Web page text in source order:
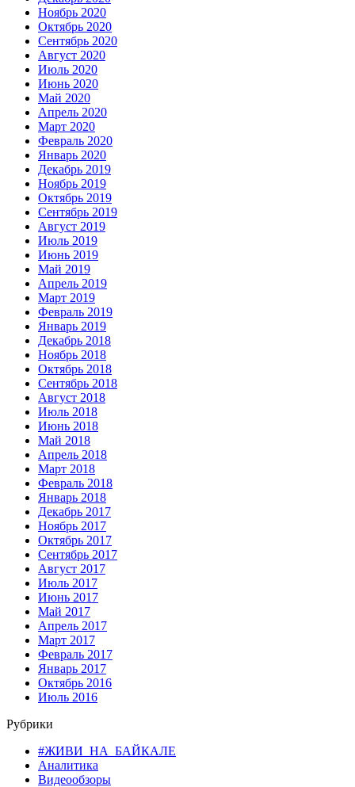
Ноябрь 2020
Октябрь 2020
Сентябрь 2020
Август 2020
Июль 2020
Июнь 2020
Май 2020
Апрель 2020
Март 2020
Февраль 2020
Январь 2020
Декабрь 2019
Ноябрь 2019
Октябрь 2019
Сентябрь 2019
Август 2019
Июль 2019
Июнь 2019
Май 2019
Апрель 2019
Март 2019
Февраль 2019
Январь 2019
Декабрь 2018
Ноябрь 2018
Октябрь 2018
Сентябрь 2018
Август 2018
Июль 2018
Июнь 2018
Май 2018
Апрель 2018
Март 2018
Февраль 2018
Январь 2018
Декабрь 2017
Ноябрь 2017
Октябрь 2017
Сентябрь 2017
Август 2017
Июль 2017
Июнь 2017
Май 2017
Апрель 2017
Март 2017
Февраль 2017
Январь 2017
Октябрь 2016
Июль 2016
Рубрики
#ЖИВИ_НА_БАЙКАЛЕ
Аналитика
Видеообзоры